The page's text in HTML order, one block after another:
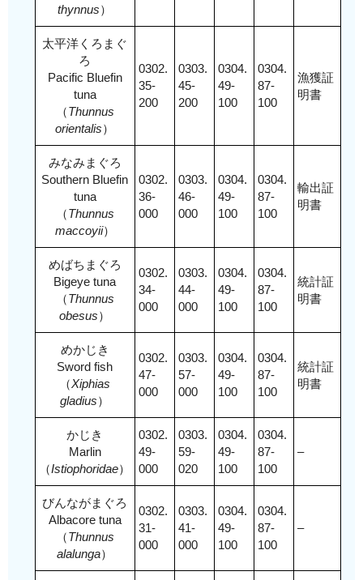
thynnus）
太平洋くろまぐ
ろ
Pacific Bluefin
tuna
（Thunnus
orientalis）
0302.
35-
200
0303.
45-
200
0304.
49-
100
0304.
87-
100
漁獲証
明書
みなみまぐろ
Southern Bluefin
tuna
（Thunnus
maccoyii）
0302.
36-
000
0303.
46-
000
0304.
49-
100
0304.
87-
100
輸出証
明書
めばちまぐろ
Bigeye tuna
（Thunnus
obesus）
0302.
34-
000
0303.
44-
000
0304.
49-
100
0304.
87-
100
統計証
明書
めかじき
Sword fish
（Xiphias
gladius）
0302.
47-
000
0303.
57-
000
0304.
49-
100
0304.
87-
100
統計証
明書
かじき
Marlin
（Istiophoridae）
0302.
49-
000
0303.
59-
020
0304.
49-
100
0304.
87-
100
–
びんながまぐろ
Albacore tuna
（Thunnus
alalunga）
0302.
31-
000
0303.
41-
000
0304.
49-
100
0304.
87-
100
–